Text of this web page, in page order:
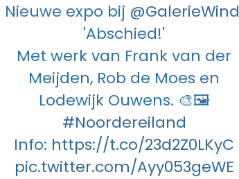
Nieuwe expo bij @GalerieWind
'Abschied!'
Met werk van Frank van der
Meijden, Rob de Moes en
Lodewijk Ouwens. 🎨🖼️
#Noordereiland
Info: https://t.co/23d2Z0LKyC
pic.twitter.com/Ayy053geWE